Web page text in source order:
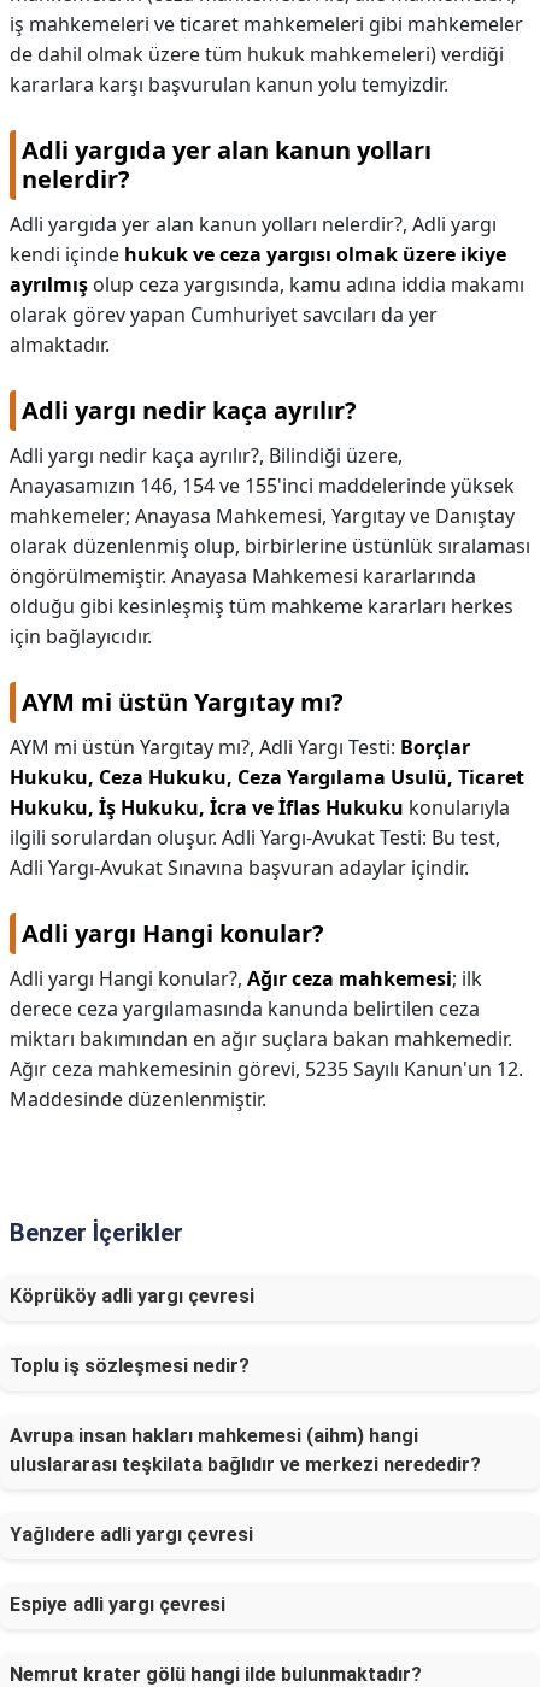
iş mahkemeleri ve ticaret mahkemeleri gibi mahkemeler
de dahil olmak üzere tüm hukuk mahkemeleri) verdiği
kararlara karşı başvurulan kanun yolu temyizdir.
Adli yargıda yer alan kanun yolları
nelerdir?
Adli yargıda yer alan kanun yolları nelerdir?, Adli yargı
kendi içinde hukuk ve ceza yargısı olmak üzere ikiye
ayrılmış olup ceza yargısında, kamu adına iddia makamı
olarak görev yapan Cumhuriyet savcıları da yer
almaktadır.
Adli yargı nedir kaça ayrılır?
Adli yargı nedir kaça ayrılır?, Bilindiği üzere,
Anayasamızın 146, 154 ve 155'inci maddelerinde yüksek
mahkemeler; Anayasa Mahkemesi, Yargıtay ve Danıştay
olarak düzenlenmiş olup, birbirlerine üstünlük sıralaması
öngörülmemiştir. Anayasa Mahkemesi kararlarında
olduğu gibi kesinleşmiş tüm mahkeme kararları herkes
için bağlayıcıdır.
AYM mi üstün Yargıtay mı?
AYM mi üstün Yargıtay mı?, Adli Yargı Testi: Borçlar
Hukuku, Ceza Hukuku, Ceza Yargılama Usulü, Ticaret
Hukuku, İş Hukuku, İcra ve İflas Hukuku konularıyla
ilgili sorulardan oluşur. Adli Yargı-Avukat Testi: Bu test,
Adli Yargı-Avukat Sınavına başvuran adaylar içindir.
Adli yargı Hangi konular?
Adli yargı Hangi konular?, Ağır ceza mahkemesi; ilk
derece ceza yargılamasında kanunda belirtilen ceza
miktarı bakımından en ağır suçlara bakan mahkemedir.
Ağır ceza mahkemesinin görevi, 5235 Sayılı Kanun'un 12.
Maddesinde düzenlenmiştir.
Benzer İçerikler
Köprüköy adli yargı çevresi
Toplu iş sözleşmesi nedir?
Avrupa insan hakları mahkemesi (aihm) hangi
uluslararası teşkilata bağlıdır ve merkezi nerededir?
Yağlıdere adli yargı çevresi
Espiye adli yargı çevresi
Nemrut krater gölü hangi ilde bulunmaktadır?